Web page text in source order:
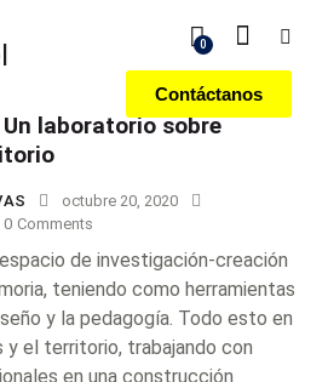
0
Contáctanos
laboratorio sobre
octubre 20, 2020
0 Comments
de investigación-creación
teniendo como herramientas
y la pedagogía. Todo esto en
y el territorio, trabajando con
en una construcción